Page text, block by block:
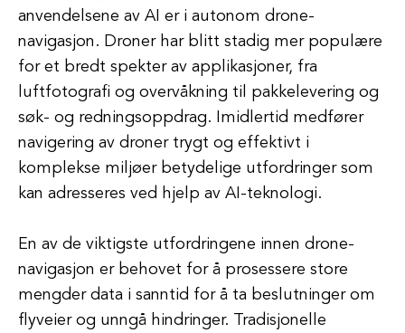
anvendelsene av AI er i autonom drone-
navigasjon. Droner har blitt stadig mer populære
for et bredt spekter av applikasjoner, fra
luftfotografi og overvåkning til pakkelevering og
søk- og redningsoppdrag. Imidlertid medfører
navigering av droner trygt og effektivt i
komplekse miljøer betydelige utfordringer som
kan adresseres ved hjelp av AI-teknologi.
En av de viktigste utfordringene innen drone-
navigasjon er behovet for å prosessere store
mengder data i sanntid for å ta beslutninger om
flyveier og unngå hindringer. Tradisjonelle